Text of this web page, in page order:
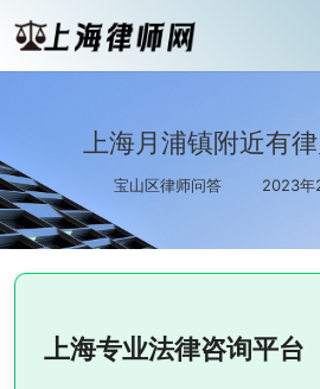
上海月浦镇附近有
宝山区律师问答 2023年
上海专业法律咨询平台